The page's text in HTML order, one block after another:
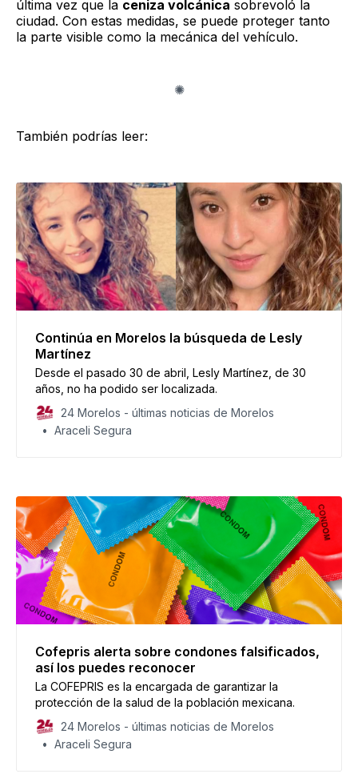
última vez que la ceniza volcánica sobrevoló la
ciudad. Con estas medidas, se puede proteger tanto
la parte visible como la mecánica del vehículo.
También podrías leer:
Continúa en Morelos la búsqueda de Lesly
Martínez
Desde el pasado 30 de abril, Lesly Martínez, de 30
años, no ha podido ser localizada.
24 Morelos - últimas noticias de Morelos
Araceli Segura
Cofepris alerta sobre condones falsificados,
así los puedes reconocer
La COFEPRIS es la encargada de garantizar la
protección de la salud de la población mexicana.
24 Morelos - últimas noticias de Morelos
Araceli Segura